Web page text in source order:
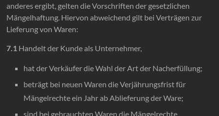
anderes ergibt, gelten die Vorschriften der gesetzlichen
Mängelhaftung. Hiervon abweichend gilt bei Verträgen zur
Lieferung von Waren:
7.1 Handelt der Kunde als Unternehmer,
hat der Verkäufer die Wahl der Art der Nacherfüllung;
beträgt bei neuen Waren die Verjährungsfrist für
Mängelrechte ein Jahr ab Ablieferung der Ware;
sind bei gebrauchten Waren die Mängelrechte